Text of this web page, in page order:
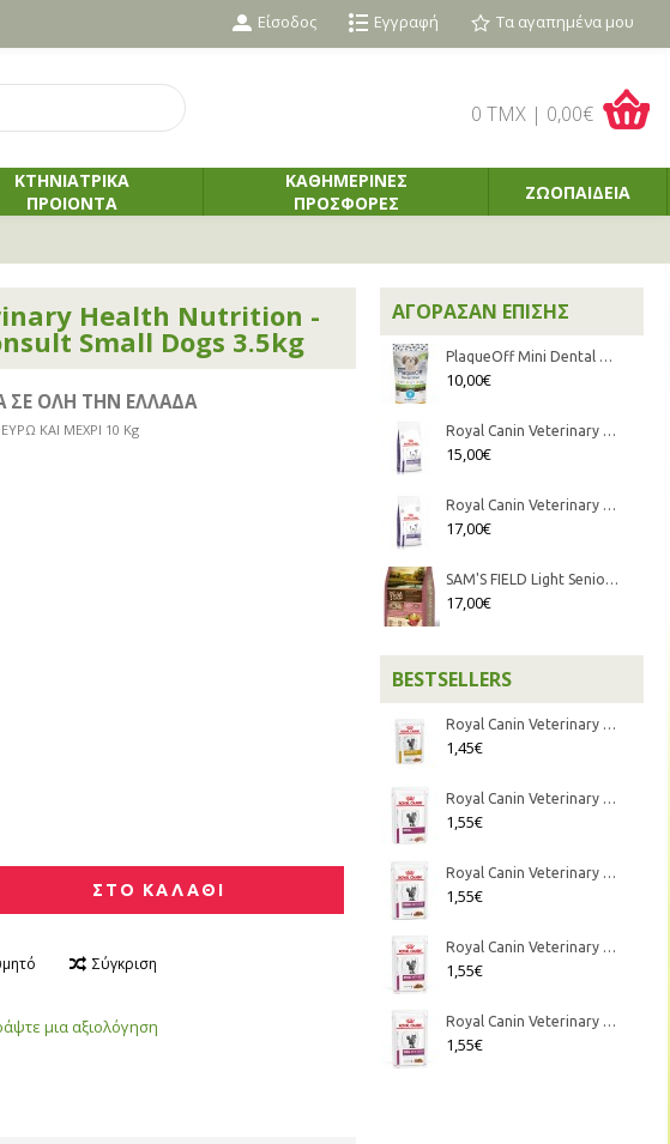
Είσοδος Εγγραφή Τα αγαπημένα μου
0 TMX | 0,00€
ΚΤΗΝΙΑΤΡΙΚΑ
ΠΡΟΙΟΝΤΑ
ΚΑΘΗΜΕΡΙΝΕΣ
ΠΡΟΣΦΟΡΕΣ
ΖΩΟΠΑΙΔΕΙΑ
ΑΓΌΡΑΣΑΝ ΕΠΊΣΗΣ
PlaqueOff Mini Dental Bites Λιχουδιές Οδοντικής Υγιεινής 60gr
10,00€
Royal Canin Veterinary Health Nutrition - Canine Mature Consult Small Dogs 1.5kg
15,00€
Royal Canin Veterinary Health Nutrition - Canine Dental Small Dog 1.5kg
17,00€
SAM'S FIELD Light Senior Lamb & Rice (2,5kg Ξηρή τροφή)
17,00€
BESTSELLERS
Royal Canin Veterinary Diet - Feline Urinary S/O κομματάκια σε σάλτσα 85gr
1,45€
Royal Canin Veterinary Diet - Feline Renal Mousse 85gr
1,55€
Royal Canin Veterinary Diet - Feline Renal Fish κομματάκια σε σάλτσα 85gr
1,55€
Royal Canin Veterinary Diet - Feline Renal Beef κομματάκια σε σάλτσα 85gr
1,55€
Royal Canin Veterinary Diet - Feline Renal Chicken κομματάκια σε σάλτσα 85gr
1,55€
Health Nutrition -
Small Dogs 3.5kg
ΣΕ ΟΛΗ ΤΗΝ ΕΛΛΑΔΑ
ΚΑΙ ΜΕΧΡΙ 10 Kg
ΣΤΟ ΚΑΛΑΘΙ
Σύγκριση
μια αξιολόγηση